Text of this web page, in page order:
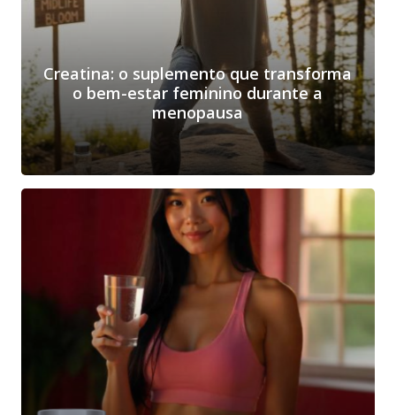
Creatina: o suplemento que transforma
o bem-estar feminino durante a
menopausa